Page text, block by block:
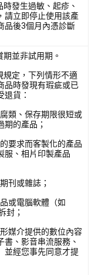
發生過敏、起疹、
請立即停止使用該產
品後3個月內憑診斷
並非試用期。
規定，下列情形不適
品時發現有瑕疵或已
退貨：
類、保存期限很短或
期的產品；
要求而客製化的產品
服、相片印製產品
刊或雜誌；
或電腦軟體（如
封；
媒介提供的數位內容
書、影音串流服務、
並經您事先同意才提